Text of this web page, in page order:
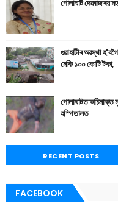
গোলাঘাট দেৱৰাজ ৰয়
গুৱাহাটীৰ অৱস্থা
নেকি ১০০ কোটি টকা,
গোলাঘাটত অচিনাক্ত
হস্পিতালত
RECENT POSTS
FACEBOOK